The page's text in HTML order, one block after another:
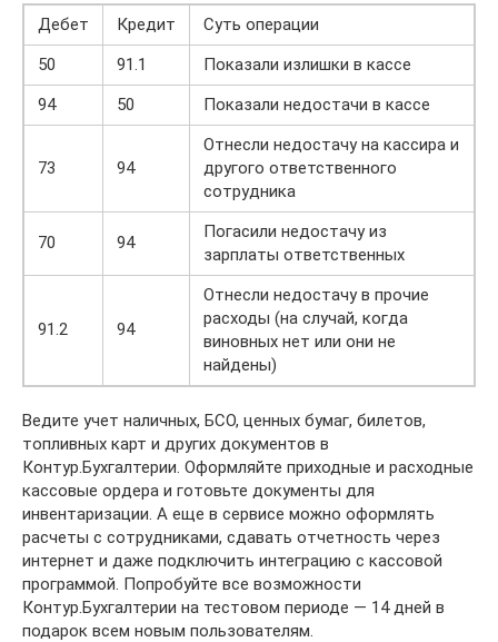
Дебет Кредит
Суть операции
50
91.1
Показали излишки в кассе
94
50 Показали недостачи в кассе
73 94
Отнесли недостачу на кассира и
другого ответственного
сотрудника
70 94
Погасили недостачу из
зарплаты ответственных
91.2 94
Отнесли недостачу в прочие
расходы (на случай, когда
виновных нет или они не
найдены)
Ведите учет наличных, БСО, ценных бумаг, билетов,
топливных карт и других документов в
Контур.Бухгалтерии. Оформляйте приходные и расходные
кассовые ордера и готовьте документы для
инвентаризации. А еще в сервисе можно оформлять
расчеты с сотрудниками, сдавать отчетность через
интернет и даже подключить интеграцию с кассовой
программой. Попробуйте все возможности
Контур.Бухгалтерии на тестовом периоде — 14 дней в
подарок всем новым пользователям.